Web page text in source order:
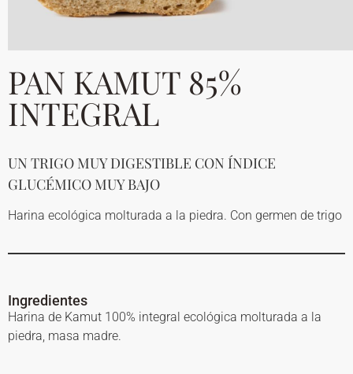
PAN KAMUT 85%
INTEGRAL
UN TRIGO MUY DIGESTIBLE CON ÍNDICE
GLUCÉMICO MUY BAJO
Harina ecológica molturada a la piedra. Con germen de trigo
Ingredientes
Harina de Kamut 100% integral ecológica molturada a la
piedra, masa madre.